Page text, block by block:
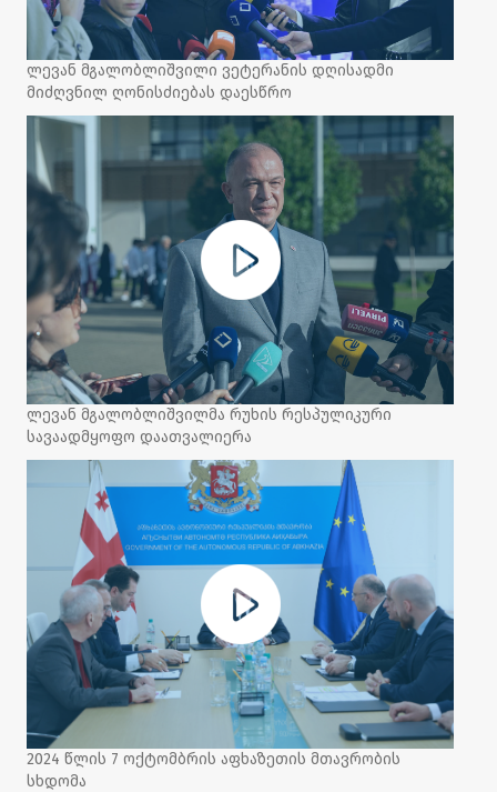
ლევან მგალობლიშვილი ვეტერანის დღისადმი
მიძღვნილ ღონისძიებას დაესწრო
ლევან მგალობლიშვილმა რუხის რესპულიკური
სავაადმყოფო დაათვალიერა
2024 წლის 7 ოქტომბრის აფხაზეთის მთავრობის
სხდომა